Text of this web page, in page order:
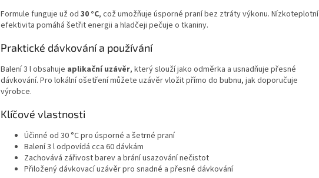
Formule funguje už od 30 °C, což umožňuje úsporné praní bez ztráty výkonu. Nízkoteplotní
efektivita pomáhá šetřit energii a hladčeji pečuje o tkaniny.
Praktické dávkování a používání
Balení 3 l obsahuje aplikační uzávěr, který slouží jako odměrka a usnadňuje přesné
dávkování. Pro lokální ošetření můžete uzávěr vložit přímo do bubnu, jak doporučuje
výrobce.
Klíčové vlastnosti
Účinné od 30 °C pro úsporné a šetrné praní
Balení 3 l odpovídá cca 60 dávkám
Zachovává zářivost barev a brání usazování nečistot
Přiložený dávkovací uzávěr pro snadné a přesné dávkování